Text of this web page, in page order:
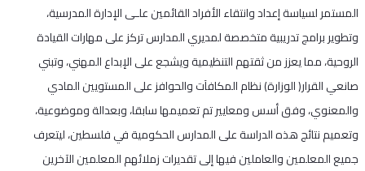
المستمر لسياسة إعداد وانتقاء الأفراد القائمين علـى الإدارة المدرسية،
وتطوير برامج تدريبية متخصصة لمديري المدارس تركز على مهارات القيادة
الروحية، مما يعزز من ثقتهم التنظيمية ويشجع على الإبداع المهني، وتبني
صانعي القرار( الوزارة) نظام المكافآت والحوافز على المستويين المادي
والمعنوي، وفق أسس ومعايير تم تعميمها سابقا، وبعدالة وموضوعية،
وتعميم نتائج هذه الدراسة على المدارس الحكومية في فلسطين، ليتعرف
جميع المعلمين والعاملين فيها إلى تقديرات زملائهم المعلمين الآخرين